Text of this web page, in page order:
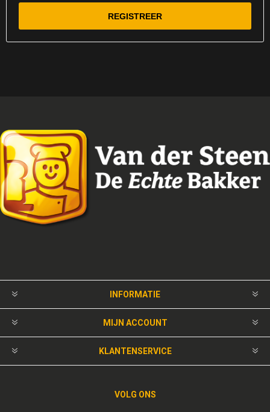
INFORMATIE
MIJN ACCOUNT
KLANTENSERVICE
VOLG ONS